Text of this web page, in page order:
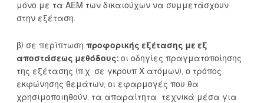
μόνο με τα ΑΕΜ των δικαιούχων να συμμετάσχουν
στην εξέταση.
β) σε περίπτωση προφορικής εξέτασης με εξ
αποστάσεως μεθόδους: οι οδηγίες πραγματοποίησης
της εξέτασης (π.χ. σε γκρουπ Χ ατόμων), ο τρόπος
εκφώνησης θεμάτων, οι εφαρμογές που θα
χρησιμοποιηθούν, τα απαραίτητα τεχνικά μέσα για